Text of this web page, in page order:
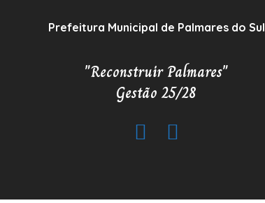
Prefeitura Municipal de Palmares do Sul
"Reconstruir Palmares"
Gestão 25/28